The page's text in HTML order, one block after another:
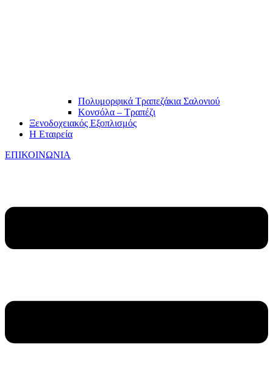
Πολυμορφικά Τραπεζάκια Σαλονιού
Κονσόλα – Τραπέζι
Ξενοδοχειακός Εξοπλισμός
Η Εταιρεία
ΕΠΙΚΟΙΝΩΝΙΑ